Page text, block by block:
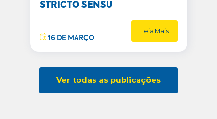
STRICTO SENSU
16 DE MARÇO
Leia Mais
Ver todas as publicações